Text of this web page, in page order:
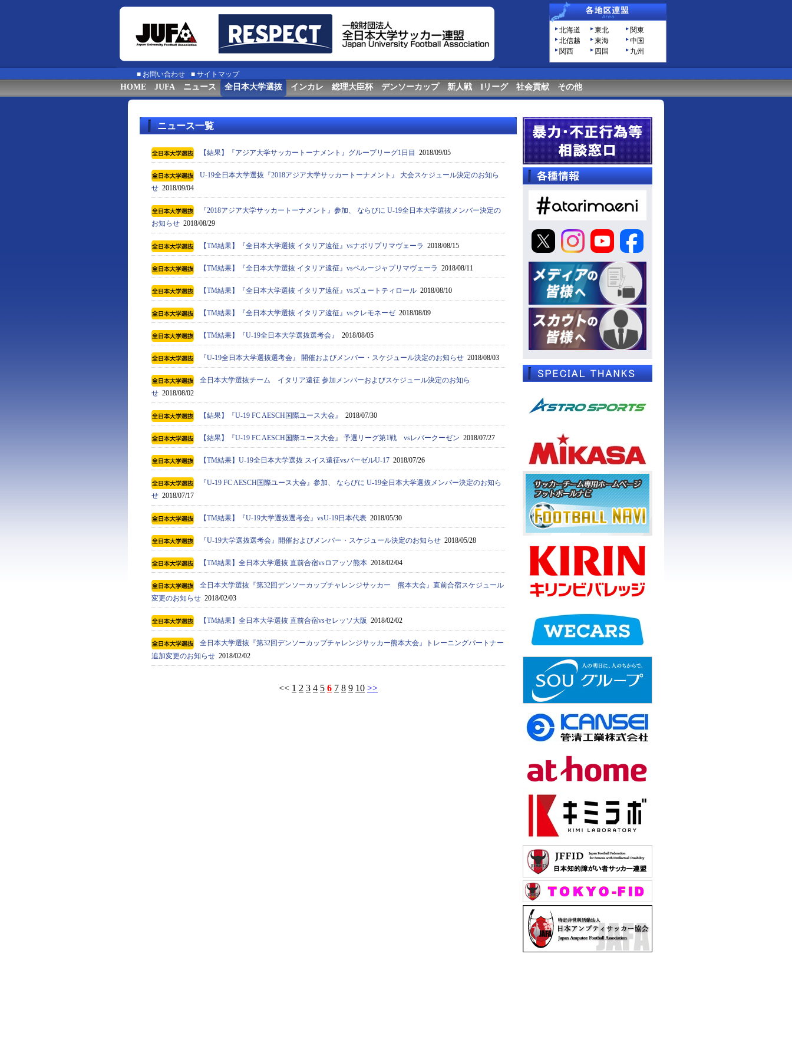
北海道 東北
関東
北信越
東海
中国
関西
四国 九州
■ お問い合わせ ■ サイトマップ
HOME JUFA ニュース 全日本大学選抜 インカレ 総理大臣杯 デンソーカップ 新人戦 Iリーグ 社会貢献 その他
ニュース一覧
【結果】『アジア大学サッカートーナメント』グループリーグ1日目 2018/09/05
U-19全日本大学選抜『2018アジア大学サッカートーナメント』 大会スケジュール決定のお知ら
せ 2018/09/04
『2018アジア大学サッカートーナメント』参加、 ならびに U-19全日本大学選抜メンバー決定の
お知らせ 2018/08/29
【TM結果】『全日本大学選抜 イタリア遠征』vsナポリプリマヴェーラ 2018/08/15
【TM結果】『全日本大学選抜 イタリア遠征』vsペルージャプリマヴェーラ 2018/08/11
【TM結果】『全日本大学選抜 イタリア遠征』vsズュートティロール 2018/08/10
【TM結果】『全日本大学選抜 イタリア遠征』vsクレモネーゼ 2018/08/09
【TM結果】『U-19全日本大学選抜選考会』 2018/08/05
『U-19全日本大学選抜選考会』 開催およびメンバー・スケジュール決定のお知らせ 2018/08/03
全日本大学選抜チーム イタリア遠征 参加メンバーおよびスケジュール決定のお知ら
せ 2018/08/02
【結果】『U-19 FC AESCH国際ユース大会』 2018/07/30
【結果】『U-19 FC AESCH国際ユース大会』 予選リーグ第1戦 vsレバークーゼン 2018/07/27
【TM結果】U-19全日本大学選抜 スイス遠征vsバーゼルU-17 2018/07/26
『U-19 FC AESCH国際ユース大会』参加、 ならびに U-19全日本大学選抜メンバー決定のお知ら
せ 2018/07/17
【TM結果】『U-19大学選抜選考会』vsU-19日本代表 2018/05/30
『U-19大学選抜選考会』開催およびメンバー・スケジュール決定のお知らせ 2018/05/28
【TM結果】全日本大学選抜 直前合宿vsロアッソ熊本 2018/02/04
全日本大学選抜『第32回デンソーカップチャレンジサッカー 熊本大会』直前合宿スケジュール
変更のお知らせ 2018/02/03
【TM結果】全日本大学選抜 直前合宿vsセレッソ大阪 2018/02/02
全日本大学選抜『第32回デンソーカップチャレンジサッカー熊本大会』トレーニングパートナー
追加変更のお知らせ 2018/02/02
<< 1 2 3 4 5 6 7 8 9 10 >>